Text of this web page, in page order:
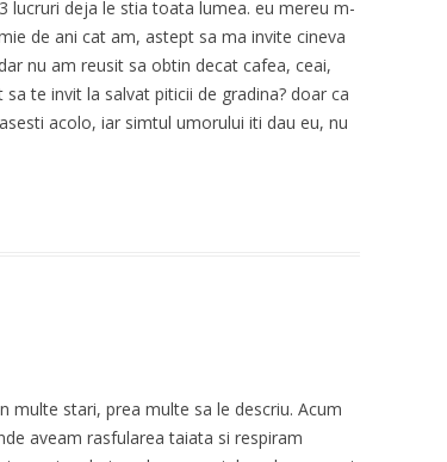
lucruri deja le stia toata lumea. eu mereu m-
de ani cat am, astept sa ma invite cineva
nu am reusit sa obtin decat cafea, ceai,
te invit la salvat piticii de gradina? doar ca
acolo, iar simtul umorului iti dau eu, nu
multe stari, prea multe sa le descriu. Acum
aveam rasfularea taiata si respiram